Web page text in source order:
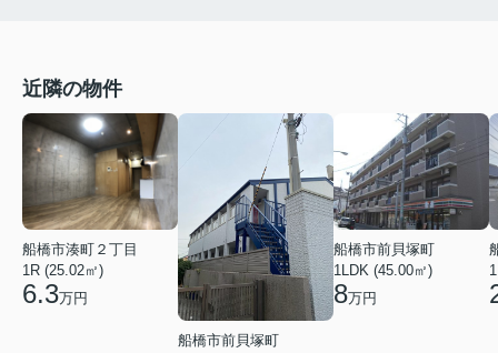
近隣の物件
船橋市湊町２丁目
1R (25.02㎡)
6.3万円
船橋市前貝塚町
船橋市前貝塚町
1LDK (45.00㎡)
8万円